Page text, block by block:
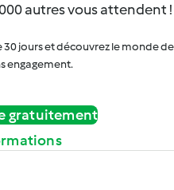
autres vous attendent !
30 jours et découvrez le monde de
engagement.
gratuitement